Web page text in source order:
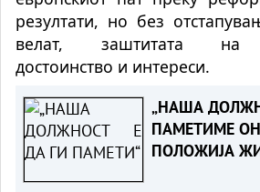
резултати, но без
велат, заштитата на
достоинство и интереси.
„НАША
ПАМЕТИМЕ
ПОЛОЖИЈА